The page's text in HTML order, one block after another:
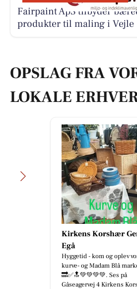
Fairpaint ApS tilbyder
produkter til maling i Vejle
OPSLAG FRA
LOKALE
Kirkens Korshær
Egå
Hyggetid - kom og oplev
kurve- og Madam Blå
🔜✅🔝💚💚💚💚. Ses på
Gåseagervej 4 Kirkens